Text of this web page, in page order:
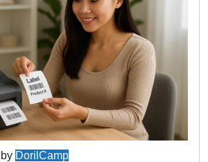
by DorilCamp